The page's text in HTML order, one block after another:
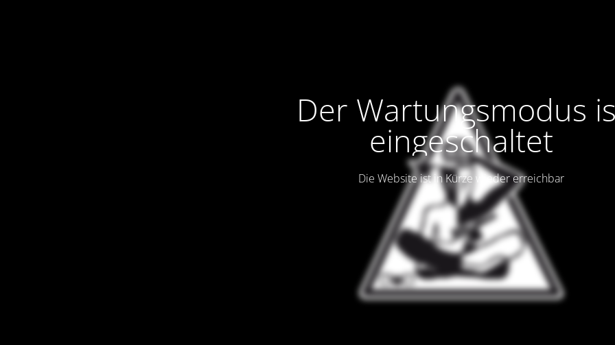
Der Wartungsmodus
eingeschaltet
Die Website ist in Kürze wieder erreichbar